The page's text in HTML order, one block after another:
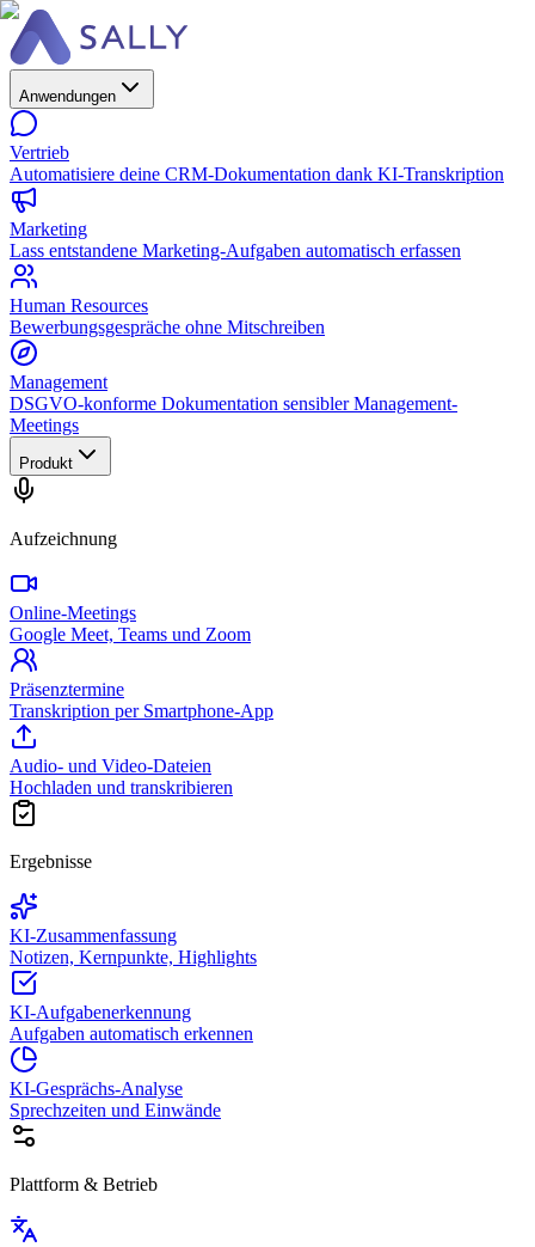
Anwendungen
Vertrieb
Automatisiere deine CRM-Dokumentation dank KI-Transkription
Marketing
Lass entstandene Marketing-Aufgaben automatisch erfassen
Human Resources
Bewerbungsgespräche ohne Mitschreiben
Management
DSGVO-konforme Dokumentation sensibler Management-
Meetings
Produkt
Aufzeichnung
Online-Meetings
Google Meet, Teams und Zoom
Präsenztermine
Transkription per Smartphone-App
Audio- und Video-Dateien
Hochladen und transkribieren
Ergebnisse
KI-Zusammenfassung
Notizen, Kernpunkte, Highlights
KI-Aufgabenerkennung
Aufgaben automatisch erkennen
KI-Gesprächs-Analyse
Sprechzeiten und Einwände
Plattform & Betrieb